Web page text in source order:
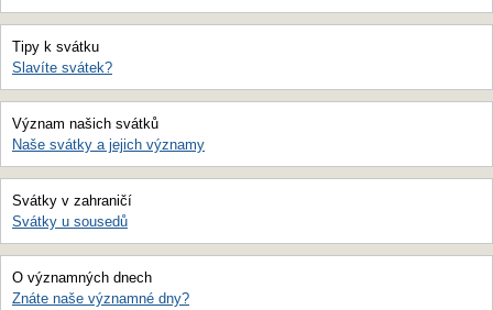
Tipy k svátku
Slavíte svátek?
Význam našich svátků
Naše svátky a jejich významy
Svátky v zahraničí
Svátky u sousedů
O významných dnech
Znáte naše významné dny?